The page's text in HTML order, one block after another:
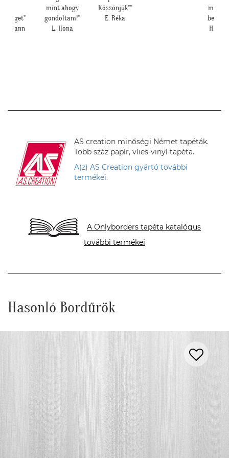
Mariann
mint ahogy
gondoltam!"
L. Ilona
Köszönjük""
E. Réka
H.
AS creation minőségi Német tapéták.
Több száz papír, vlies-vinyl tapéta.
A(z) AS Creation gyártó további
termékei.
A Onlyborders tapéta katalógus
további termékei
Hasonló Bordűrök